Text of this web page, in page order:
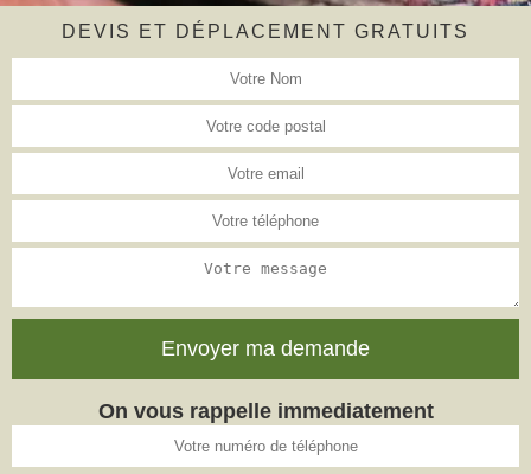
DEVIS ET DÉPLACEMENT GRATUITS
On vous rappelle immediatement